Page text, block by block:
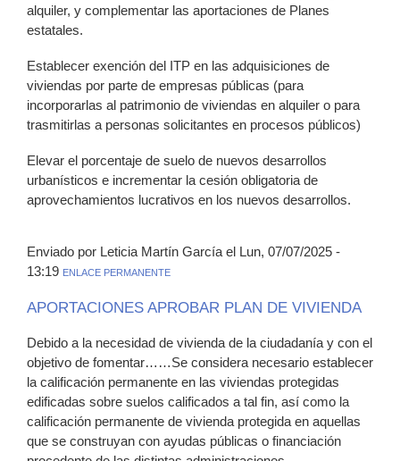
alquiler, y complementar las aportaciones de Planes
estatales.
Establecer exención del ITP en las adquisiciones de
viviendas por parte de empresas públicas (para
incorporarlas al patrimonio de viviendas en alquiler o para
trasmitirlas a personas solicitantes en procesos públicos)
Elevar el porcentaje de suelo de nuevos desarrollos
urbanísticos e incrementar la cesión obligatoria de
aprovechamientos lucrativos en los nuevos desarrollos.
Enviado por Leticia Martín García el Lun, 07/07/2025 -
13:19 ENLACE PERMANENTE
APORTACIONES APROBAR PLAN DE VIVIENDA
Debido a la necesidad de vivienda de la ciudadanía y con el
objetivo de fomentar……Se considera necesario establecer
la calificación permanente en las viviendas protegidas
edificadas sobre suelos calificados a tal fin, así como la
calificación permanente de vivienda protegida en aquellas
que se construyan con ayudas públicas o financiación